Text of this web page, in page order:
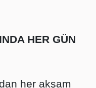
HER GÜN
her akşam